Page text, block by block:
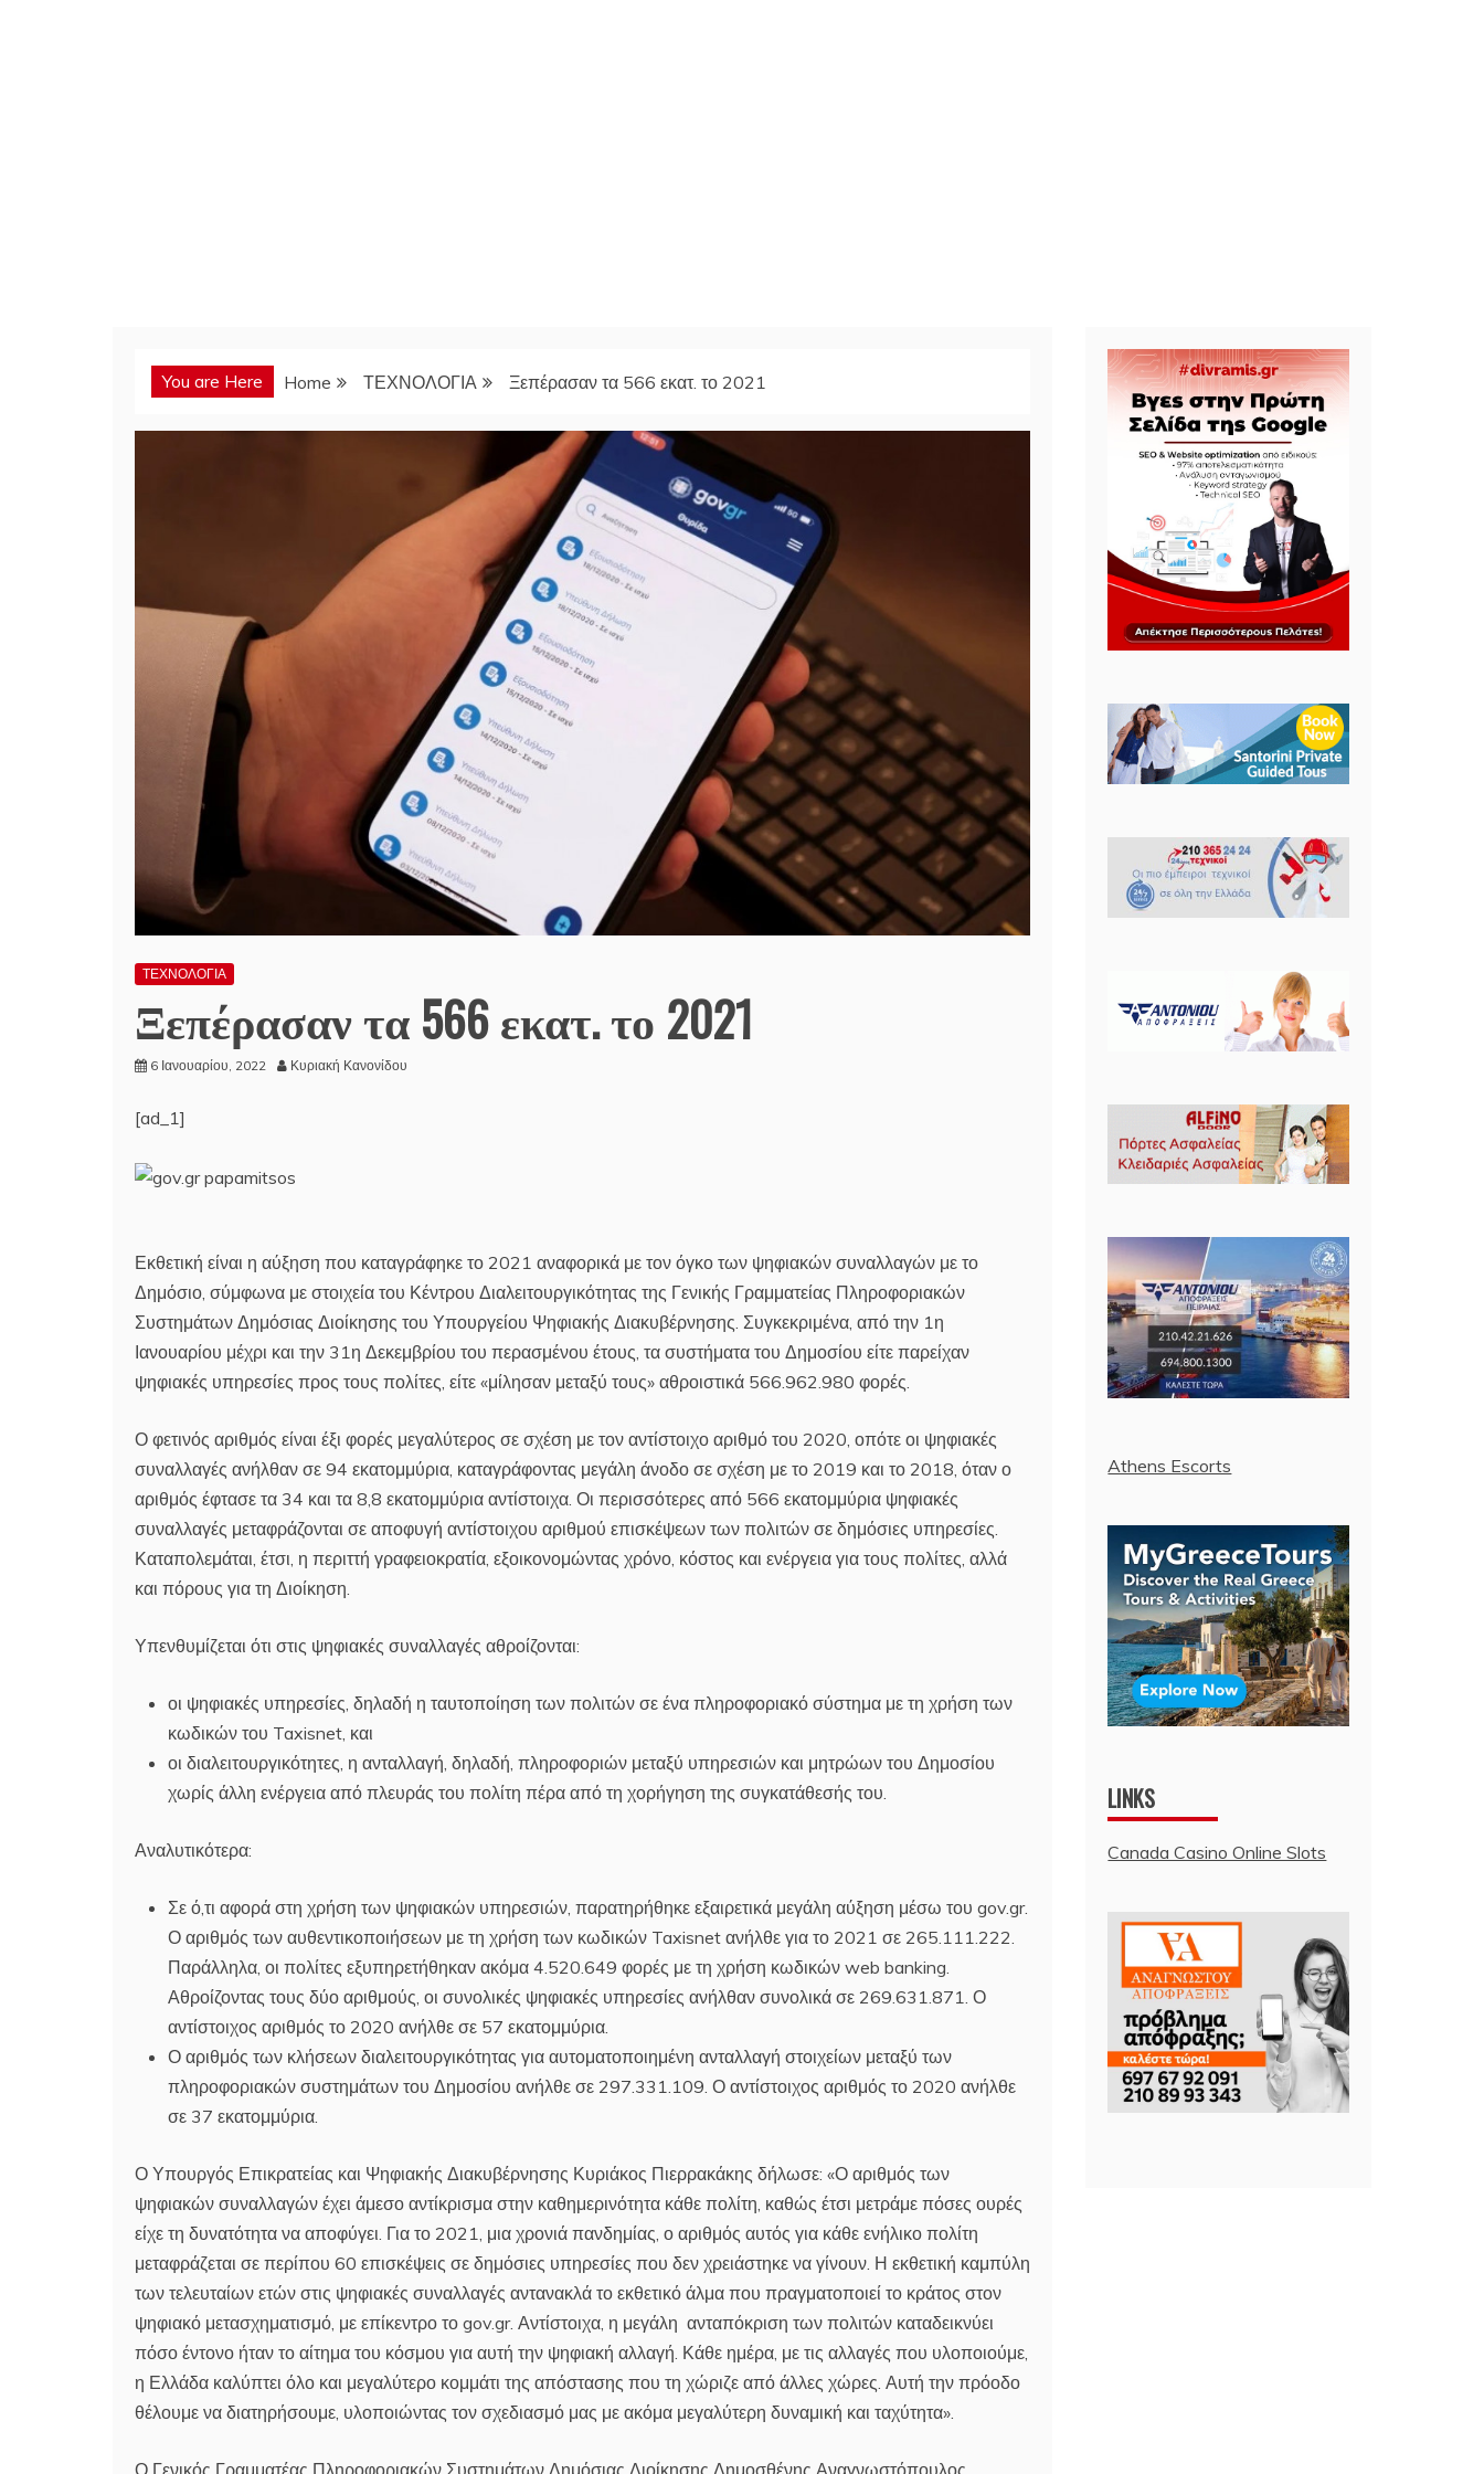
You are Here Home ΤΕΧΝΟΛΟΓΙΑ Ξεπέρασαν τα 566 εκατ. το 2021
ΤΕΧΝΟΛΟΓΙΑ
Ξεπέρασαν τα 566 εκατ. το 2021
6 Ιανουαρίου, 2022 Κυριακή Κανονίδου
[ad_1]
Εκθετική είναι η αύξηση που καταγράφηκε το 2021 αναφορικά με τον όγκο των ψηφιακών συναλλαγών με το
Δημόσιο, σύμφωνα με στοιχεία του Κέντρου Διαλειτουργικότητας της Γενικής Γραμματείας Πληροφοριακών
Συστημάτων Δημόσιας Διοίκησης του Υπουργείου Ψηφιακής Διακυβέρνησης. Συγκεκριμένα, από την 1η
Ιανουαρίου μέχρι και την 31η Δεκεμβρίου του περασμένου έτους, τα συστήματα του Δημοσίου είτε παρείχαν
ψηφιακές υπηρεσίες προς τους πολίτες, είτε «μίλησαν μεταξύ τους» αθροιστικά 566.962.980 φορές.
Ο φετινός αριθμός είναι έξι φορές μεγαλύτερος σε σχέση με τον αντίστοιχο αριθμό του 2020, οπότε οι ψηφιακές
συναλλαγές ανήλθαν σε 94 εκατομμύρια, καταγράφοντας μεγάλη άνοδο σε σχέση με το 2019 και το 2018, όταν ο
αριθμός έφτασε τα 34 και τα 8,8 εκατομμύρια αντίστοιχα. Οι περισσότερες από 566 εκατομμύρια ψηφιακές
συναλλαγές μεταφράζονται σε αποφυγή αντίστοιχου αριθμού επισκέψεων των πολιτών σε δημόσιες υπηρεσίες.
Καταπολεμάται, έτσι, η περιττή γραφειοκρατία, εξοικονομώντας χρόνο, κόστος και ενέργεια για τους πολίτες, αλλά
και πόρους για τη Διοίκηση.
Υπενθυμίζεται ότι στις ψηφιακές συναλλαγές αθροίζονται:
οι ψηφιακές υπηρεσίες, δηλαδή η ταυτοποίηση των πολιτών σε ένα πληροφοριακό σύστημα με τη χρήση των
κωδικών του Taxisnet, και
οι διαλειτουργικότητες, η ανταλλαγή, δηλαδή, πληροφοριών μεταξύ υπηρεσιών και μητρώων του Δημοσίου
χωρίς άλλη ενέργεια από πλευράς του πολίτη πέρα από τη χορήγηση της συγκατάθεσής του.
Αναλυτικότερα:
Σε ό,τι αφορά στη χρήση των ψηφιακών υπηρεσιών, παρατηρήθηκε εξαιρετικά μεγάλη αύξηση μέσω του gov.gr.
Ο αριθμός των αυθεντικοποιήσεων με τη χρήση των κωδικών Taxisnet ανήλθε για το 2021 σε 265.111.222.
Παράλληλα, οι πολίτες εξυπηρετήθηκαν ακόμα 4.520.649 φορές με τη χρήση κωδικών web banking.
Αθροίζοντας τους δύο αριθμούς, οι συνολικές ψηφιακές υπηρεσίες ανήλθαν συνολικά σε 269.631.871. Ο
αντίστοιχος αριθμός το 2020 ανήλθε σε 57 εκατομμύρια.
Ο αριθμός των κλήσεων διαλειτουργικότητας για αυτοματοποιημένη ανταλλαγή στοιχείων μεταξύ των
πληροφοριακών συστημάτων του Δημοσίου ανήλθε σε 297.331.109. Ο αντίστοιχος αριθμός το 2020 ανήλθε
σε 37 εκατομμύρια.
Ο Υπουργός Επικρατείας και Ψηφιακής Διακυβέρνησης Κυριάκος Πιερρακάκης δήλωσε: «Ο αριθμός των
ψηφιακών συναλλαγών έχει άμεσο αντίκρισμα στην καθημερινότητα κάθε πολίτη, καθώς έτσι μετράμε πόσες ουρές
είχε τη δυνατότητα να αποφύγει. Για το 2021, μια χρονιά πανδημίας, ο αριθμός αυτός για κάθε ενήλικο πολίτη
μεταφράζεται σε περίπου 60 επισκέψεις σε δημόσιες υπηρεσίες που δεν χρειάστηκε να γίνουν. Η εκθετική καμπύλη
των τελευταίων ετών στις ψηφιακές συναλλαγές αντανακλά το εκθετικό άλμα που πραγματοποιεί το κράτος στον
ψηφιακό μετασχηματισμό, με επίκεντρο το gov.gr. Αντίστοιχα, η μεγάλη ανταπόκριση των πολιτών καταδεικνύει
πόσο έντονο ήταν το αίτημα του κόσμου για αυτή την ψηφιακή αλλαγή. Κάθε ημέρα, με τις αλλαγές που υλοποιούμε,
η Ελλάδα καλύπτει όλο και μεγαλύτερο κομμάτι της απόστασης που τη χώριζε από άλλες χώρες. Αυτή την πρόοδο
θέλουμε να διατηρήσουμε, υλοποιώντας τον σχεδιασμό μας με ακόμα μεγαλύτερη δυναμική και ταχύτητα».
Athens Escorts
LINKS
Canada Casino Online Slots